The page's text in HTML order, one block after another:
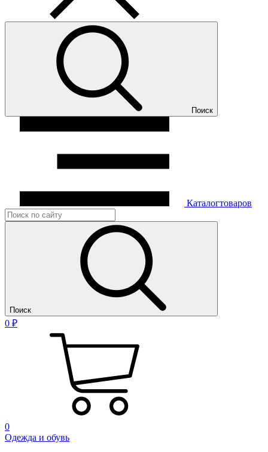
Поиск
Каталогтоваров
Поиск
0 ₽
0
Одежда и обувь